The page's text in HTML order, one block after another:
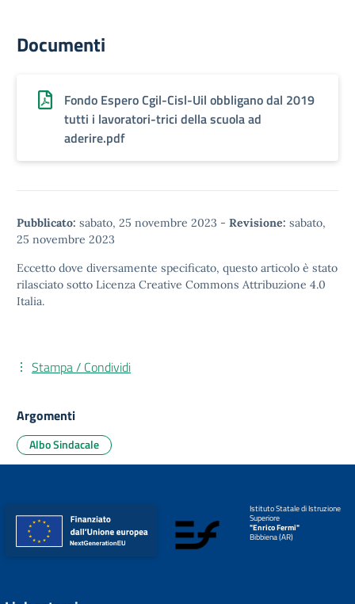
Documenti
Fondo Espero Cgil-Cisl-Uil obbligano dal 2019
tutti i lavoratori-trici della scuola ad
aderire.pdf
Pubblicato: sabato, 25 novembre 2023 - Revisione: sabato,
25 novembre 2023
Eccetto dove diversamente specificato, questo articolo è stato
rilasciato sotto Licenza Creative Commons Attribuzione 4.0
Italia.
Stampa / Condividi
Argomenti
Albo Sindacale
Istituto Statale di Istruzione
Superiore
"Enrico Fermi"
Bibbiena (AR)